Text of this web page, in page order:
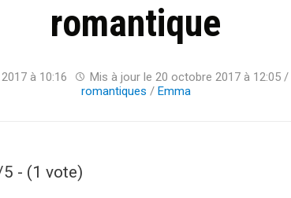
romantique
à 10:16 Mis à jour le 20 octobre 2017 à 12:05 /
romantiques / Emma
- (1 vote)